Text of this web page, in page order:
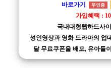
바로가기 무인증
가입혜택 :
국내대형웹하드사
성인영상과 영화 드라마의 업
달 무료쿠폰을 배포, 유아들